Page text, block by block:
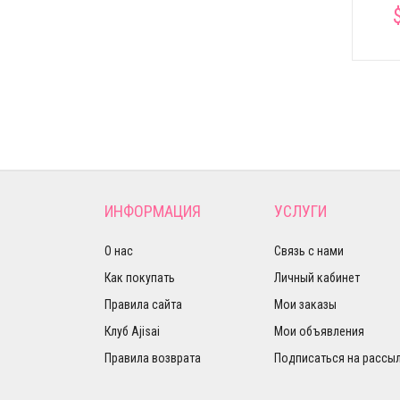
ИНФОРМАЦИЯ
О нас
Как покупать
Правила сайта
Клуб Ajisai
Правила возврата
УСЛУГИ
Связь с нами
Личный кабинет
Мои заказы
Мои объявления
Подписаться на